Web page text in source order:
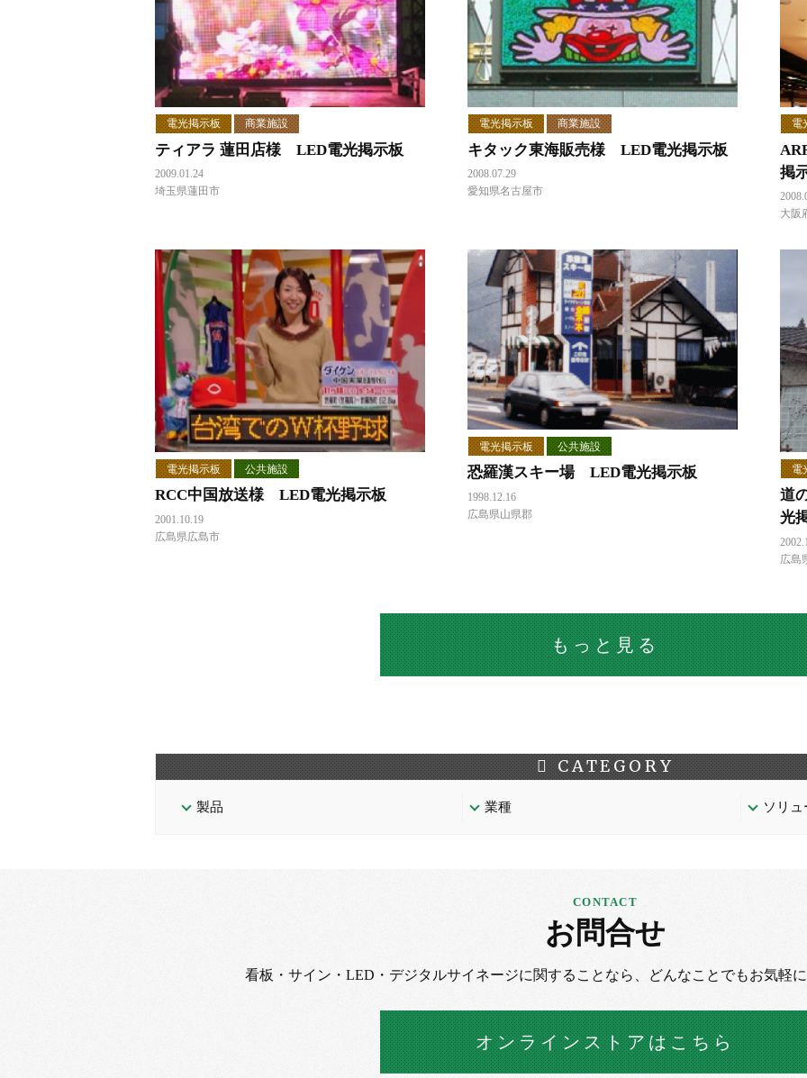
電光掲示板 商業施設
ティアラ 蓮田店様 LED電光掲示板
2009.01.24
埼玉県蓮田市
電光掲示板 商業施設
キタック東海販売様 LED電光掲示板
2008.07.29
愛知県名古屋市
電
掲
大阪
電光掲示板 公共施設
RCC中国放送様 LED電光掲示板
2001.10.19
広島県広島市
電光掲示板 公共施設
恐羅漢スキー場 LED電光掲示板
1998.12.16
広島県山県郡
電
道
光
広島
もっと見る
CATEGORY
製品 業種 ソリ
お問合せ
看板・サイン・LED・デジタルサイネージに関することなら、 どんなことでもお気軽
オンラインストアはこちら